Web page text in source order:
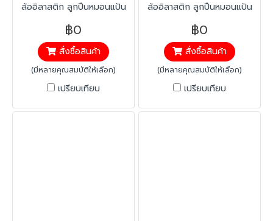
ล้ออิลาสติก ลูกปืนหมอนแป้น
ตาย ยางอิลาสติก ทนทาน ต่อ
สารคลอลีน ลดแรงสะเทือน ได้
มากกว่าทั่วไป ทนทานต่อ
อุณหภูมิ -20 องศาถึง +60
องศา
฿0
สั่งซื้อสินค้า
(มีหลายคุณสมบัติให้เลือก)
เปรียบเทียบ
ล้ออิลาสติก ลูกปืนหมอนแป้น
หมุน ยางอิลาสติก ทนทาน ต่อ
สารคลอลีน ลดแรงสะเทือน ได้
มากกว่าทั่วไป ทนทานต่อ
อุณหภูมิ -20 องศาถึง +60
องศา
฿0
สั่งซื้อสินค้า
(มีหลายคุณสมบัติให้เลือก)
เปรียบเทียบ